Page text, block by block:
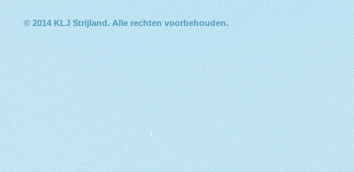
© 2014 KLJ Strijland. Alle rechten voorbehouden.